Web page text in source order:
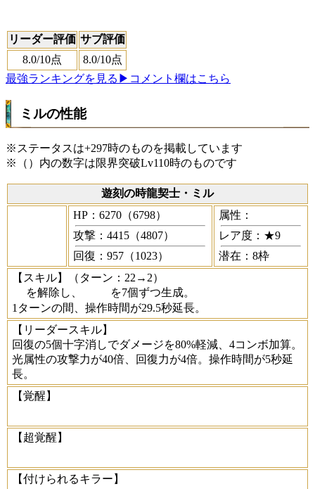
リーダー評価 サブ評価
8.0/10点 8.0/10点
最強ランキングを見る ▶コメント欄はこちら
ミルの性能
※ステータスは+297時のものを掲載しています
※（）内の数字は限界突破Lv110時のものです
遊刻の時龍契士・ミル
HP：6270（6798）
攻撃：4415（4807）
回復：957（1023）
属性：
レア度：★9
潜在：8枠
【スキル】
（ターン：22→2）
を解除し、
を7個ずつ生成。
1ターンの間、操作時間が29.5秒延長。
【リーダースキル】
回復の5個十字消しでダメージを80%軽減、4コンボ加算。
光属性の攻撃力が40倍、回復力が4倍。操作時間が5秒延
長。
【覚醒】
【超覚醒】
【付けられるキラー】